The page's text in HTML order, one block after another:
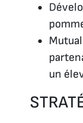
un